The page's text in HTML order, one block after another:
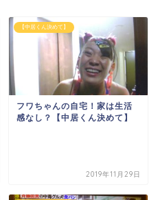
【中居くん決めて】
フワちゃんの自宅！家は生活
感なし？【中居くん決めて】
2019年11月29日